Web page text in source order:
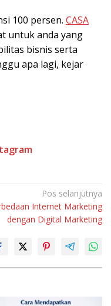
100 persen. CASA
untuk anda yang
bisnis serta
apa lagi, kejar
Pos selanjutnya
Internet Marketing
dengan Digital Marketing